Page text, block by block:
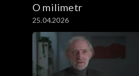
O milimetr
25.04.2026